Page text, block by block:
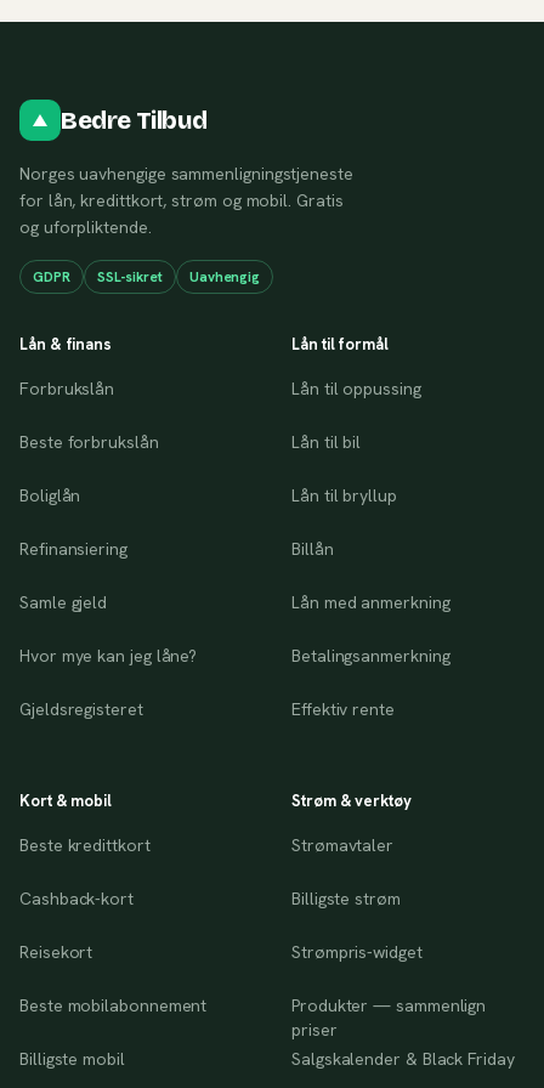
Bedre Tilbud
Norges uavhengige sammenligningstjeneste
for lån, kredittkort, strøm og mobil. Gratis
og uforpliktende.
GDPR SSL-sikret Uavhengig
Lån & finans
Forbrukslån
Beste forbrukslån
Boliglån
Refinansiering
Samle gjeld
Hvor mye kan jeg låne?
Gjeldsregisteret
Lån til formål
Lån til oppussing
Lån til bil
Lån til bryllup
Billån
Lån med anmerkning
Betalingsanmerkning
Effektiv rente
Kort & mobil
Beste kredittkort
Cashback-kort
Reisekort
Beste mobilabonnement
Billigste mobil
Strøm & verktøy
Strømavtaler
Billigste strøm
Strømpris-widget
Produkter — sammenlign
priser
Salgskalender & Black Friday